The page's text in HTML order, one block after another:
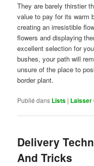
They are barely thirstier
value to pay for its warm
creating an irresistible
flowers and displaying
excellent selection for
bushes, your path will
unsure of the place to
border plant.
Publié dans Lists | Laisser
Delivery
And Tricks